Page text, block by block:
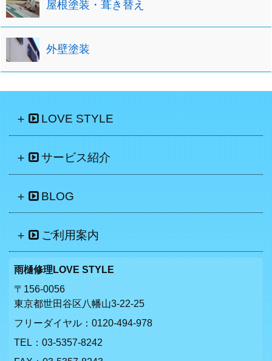
屋根塗装・葺き替え
外壁塗装
LOVE STYLE
サービス紹介
BLOG
ご利用案内
雨樋修理LOVE STYLE
〒156-0056
東京都世田谷区八幡山3-22-25
フリーダイヤル：0120-494-978
TEL：03-5357-8242